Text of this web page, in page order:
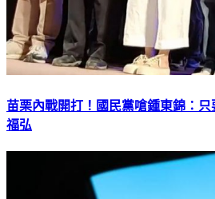
苗栗內戰開打！國民黨嗆鍾東錦：
福弘